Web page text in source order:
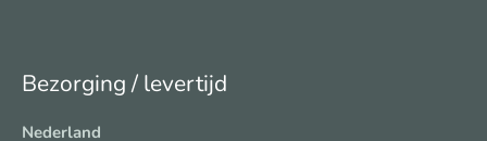
Bezorging / levertijd
Nederland